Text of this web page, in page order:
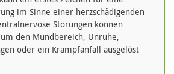
im Sinne einer herzschädigenden
Störungen können
den Mundbereich, Unruhe,
oder ein Krampfanfall ausgelöst